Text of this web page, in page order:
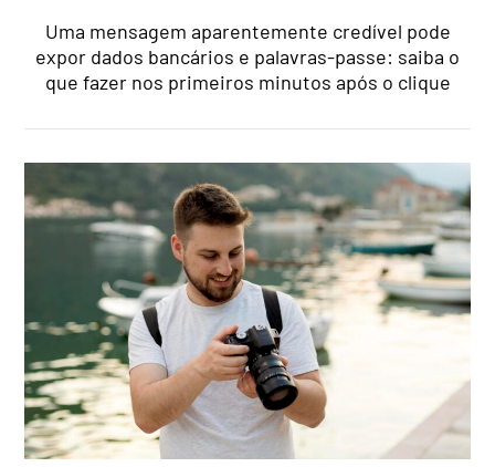
Uma mensagem aparentemente credível pode
expor dados bancários e palavras-passe: saiba o
que fazer nos primeiros minutos após o clique